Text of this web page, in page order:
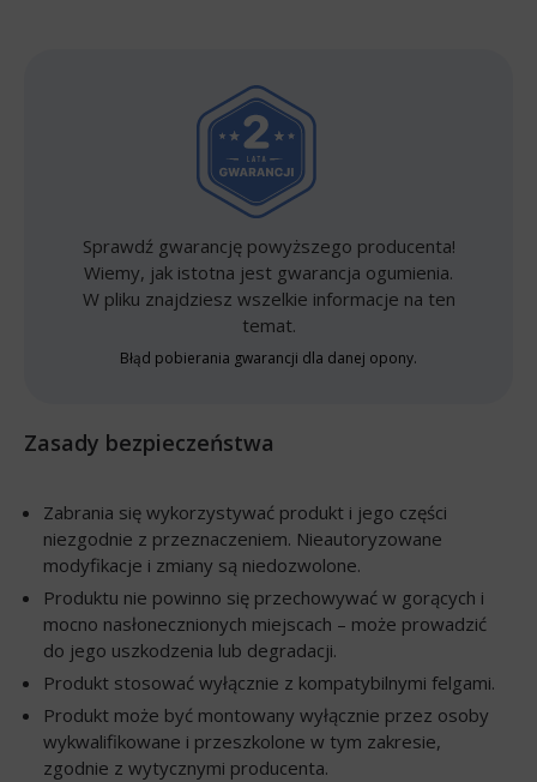
Sprawdź gwarancję powyższego producenta!
Wiemy, jak istotna jest gwarancja ogumienia.
W pliku znajdziesz wszelkie informacje na ten
temat.
Błąd pobierania gwarancji dla danej opony.
Zasady bezpieczeństwa
Zabrania się wykorzystywać produkt i jego części
niezgodnie z przeznaczeniem. Nieautoryzowane
modyfikacje i zmiany są niedozwolone.
Produktu nie powinno się przechowywać w gorących i
mocno nasłonecznionych miejscach – może prowadzić
do jego uszkodzenia lub degradacji.
Produkt stosować wyłącznie z kompatybilnymi felgami.
Produkt może być montowany wyłącznie przez osoby
wykwalifikowane i przeszkolone w tym zakresie,
zgodnie z wytycznymi producenta.